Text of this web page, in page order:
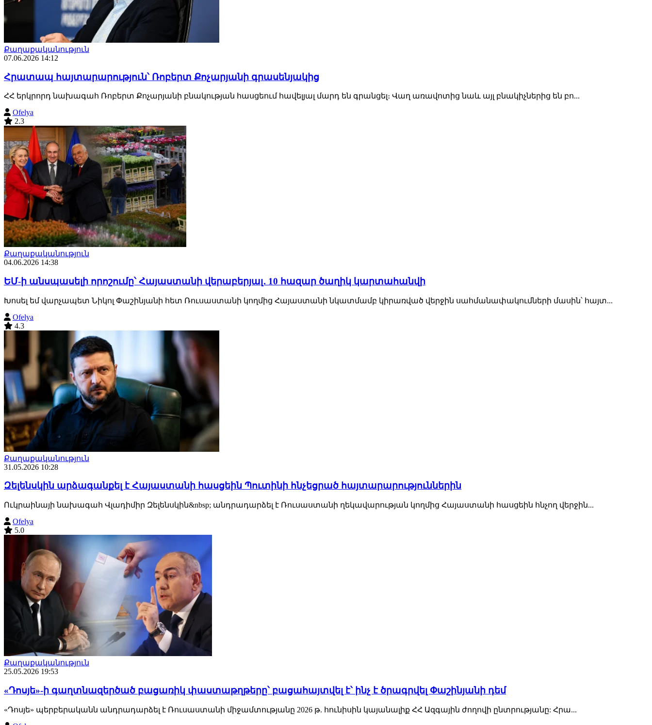
Քաղաքականություն
07.06.2026 14:12
Հրատապ հայտարարություն՝ Ռոբերտ Քոչարյանի գրասենյակից
ՀՀ երկրորդ նախագահ Ռոբերտ Քոչարյանի բնակության հասցեում հավելյալ մարդ են գրանցել։ Վաղ առավոտից նաև այլ բնակիչներից են բո...
Ofelya
2.3
Քաղաքականություն
04.06.2026 14:38
ԵՄ-ի անսպասելի որոշումը՝ Հայաստանի վերաբերյալ․ 10 հազար ծաղիկ կարտահանվի
Խոսել եմ վարչապետ Նիկոլ Փաշինյանի հետ Ռուսաստանի կողմից Հայաստանի նկատմամբ կիրառված վերջին սահմանափակումների մասին՝ հայտ...
Ofelya
4.3
Քաղաքականություն
31.05.2026 10:28
Զելենսկին արձագանքել է Հայաստանի հասցեին Պուտինի հնչեցրած հայտարարություններին
Ուկրաինայի նախագահ Վլադիմիր Զելենսկին&nbsp; անդրադարձել է Ռուսաստանի ղեկավարության կողմից Հայաստանի հասցեին հնչող վերջին...
Ofelya
5.0
Քաղաքականություն
25.05.2026 19:53
«Դոսյե»-ի գաղտնազերծած բացառիկ փաստաթղթերը՝ բացահայտվել է՝ ինչ է ծրագրվել Փաշինյանի դեմ
«Դոսյե» պերբերականն անդրադարձել է Ռուսաստանի միջամտությանը 2026 թ. հունիսին կայանալիք ՀՀ Ազգային ժողովի ընտրությանը: Հրա...